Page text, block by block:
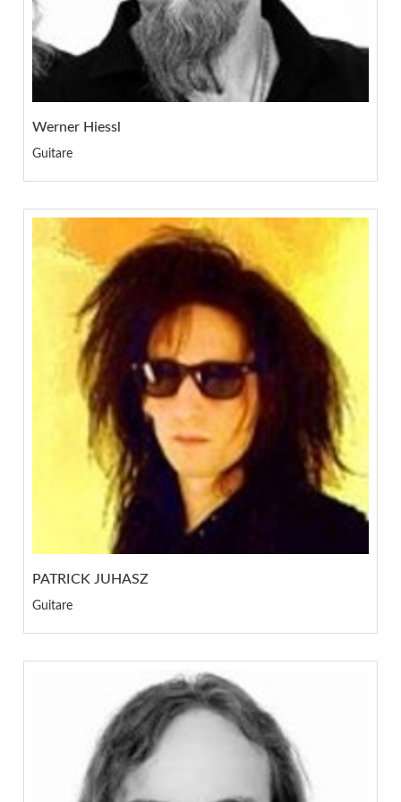
Werner Hiessl
Guitare
PATRICK JUHASZ
Guitare